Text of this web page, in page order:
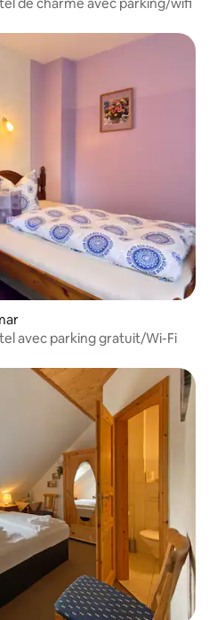
avec parking gratuit/Wi-Fi